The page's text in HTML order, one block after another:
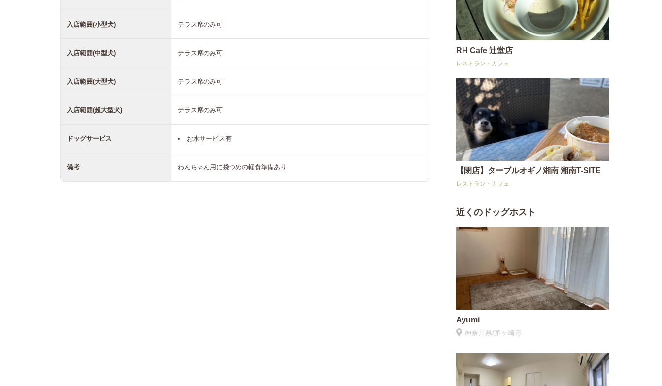
入店範囲(小型犬) テラス席のみ可
入店範囲(中型犬) テラス席のみ可
入店範囲(大型犬) テラス席のみ可
入店範囲(超大型犬) テラス席のみ可
ドッグサービス お水サービス有
備考 わんちゃん用に袋つめの軽食準備あり
RH Cafe 辻堂店
レストラン・カフェ
【閉店】ターブルオギノ湘南 湘南T-SITE
レストラン・カフェ
近くのドッグホスト
Ayumi
神奈川県/茅ヶ崎市